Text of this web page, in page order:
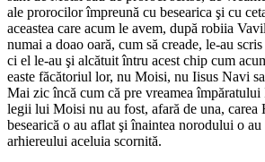
ale prorocilor împreună cu besearica şi cu
aceastea care acum le avem, după robiia
numai a doao oară, cum să creade, le-au
ci el le-au şi alcătuit întru acest chip cum
easte făcătoriul lor, nu Moisi, nu Iisus Navi
Mai zic încă cum că pre vreamea împăratului
legii lui Moisi nu au fost, afară de una, carea
besearică o au aflat şi înaintea norodului o
arhiereului aceluia scornită.